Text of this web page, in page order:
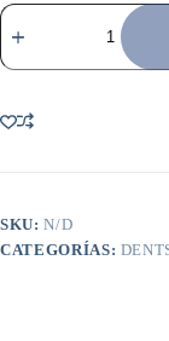
Conos
De
Gutapercha
Protaper
cantidad
SKU:N/D
CATEGORÍAS: